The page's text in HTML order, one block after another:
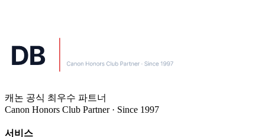
캐논 공식 최우수 파트너
Canon Honors Club Partner · Since 1997
서비스